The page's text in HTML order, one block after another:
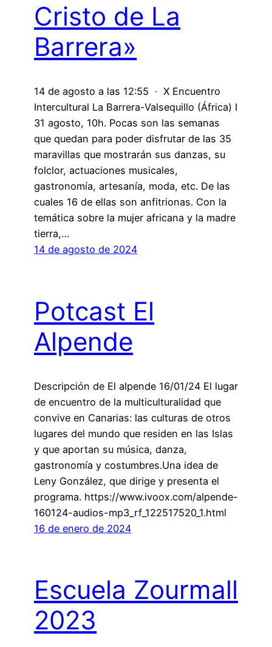
Cristo de La
Barrera»
14 de agosto a las 12:55 · X Encuentro
Intercultural La Barrera-Valsequillo (África) I
31 agosto, 10h. Pocas son las semanas
que quedan para poder disfrutar de las 35
maravillas que mostrarán sus danzas, su
folclor, actuaciones musicales,
gastronomía, artesanía, moda, etc. De las
cuales 16 de ellas son anfitrionas. Con la
temática sobre la mujer africana y la madre
tierra,…
14 de agosto de 2024
Potcast El
Alpende
Descripción de El alpende 16/01/24 El lugar
de encuentro de la multiculturalidad que
convive en Canarias: las culturas de otros
lugares del mundo que residen en las Islas
y que aportan su música, danza,
gastronomía y costumbres.Una idea de
Leny González, que dirige y presenta el
programa. https://www.ivoox.com/alpende-
160124-audios-mp3_rf_122517520_1.html
16 de enero de 2024
Escuela Zourmall
2023